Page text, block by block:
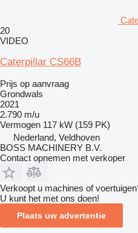
20
VIDEO
Caterpillar CS66B
Prijs op aanvraag
Grondwals
2021
2.790 m/u
Vermogen 117 kW (159 PK)
Nederland, Veldhoven
BOSS MACHINERY B.V.
Contact opnemen met verkoper
Verkoopt u machines of
U kunt het met ons doen!
Plaats uw advertentie